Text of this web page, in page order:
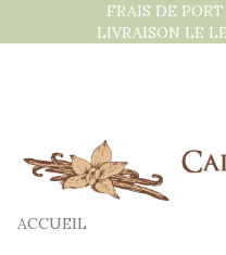
FRAIS DE
LIVRAISON LE
ACCUEIL